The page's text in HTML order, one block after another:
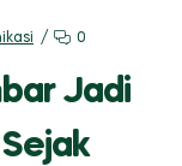
0
Jadi